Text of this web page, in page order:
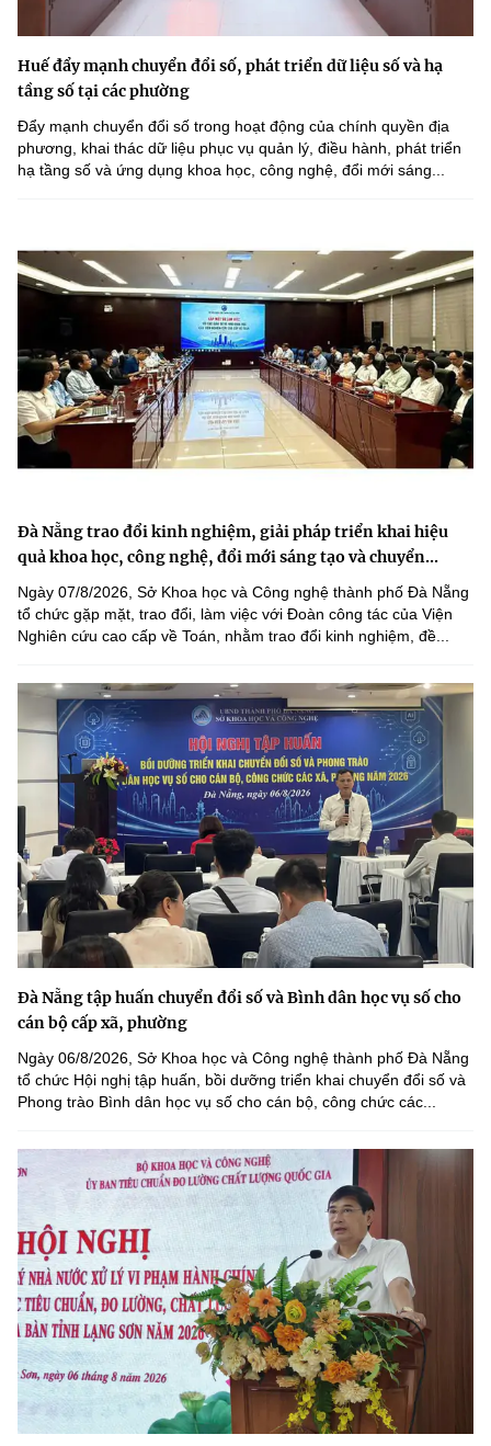
Huế đẩy mạnh chuyển đổi số, phát triển dữ liệu số và hạ
tầng số tại các phường
Đẩy mạnh chuyển đổi số trong hoạt động của chính quyền địa
phương, khai thác dữ liệu phục vụ quản lý, điều hành, phát triển
hạ tầng số và ứng dụng khoa học, công nghệ, đổi mới sáng...
Đà Nẵng trao đổi kinh nghiệm, giải pháp triển khai hiệu
quả khoa học, công nghệ, đổi mới sáng tạo và chuyển...
Ngày 07/8/2026, Sở Khoa học và Công nghệ thành phố Đà Nẵng
tổ chức gặp mặt, trao đổi, làm việc với Đoàn công tác của Viện
Nghiên cứu cao cấp về Toán, nhằm trao đổi kinh nghiệm, đề...
Đà Nẵng tập huấn chuyển đổi số và Bình dân học vụ số cho
cán bộ cấp xã, phường
Ngày 06/8/2026, Sở Khoa học và Công nghệ thành phố Đà Nẵng
tổ chức Hội nghị tập huấn, bồi dưỡng triển khai chuyển đổi số và
Phong trào Bình dân học vụ số cho cán bộ, công chức các...